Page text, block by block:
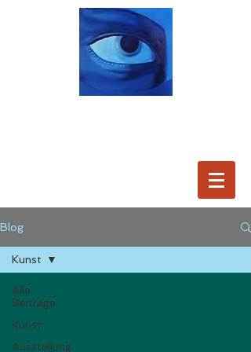
Blog
Alle
Beiträge
Kunst
Ausstellung
Kunst